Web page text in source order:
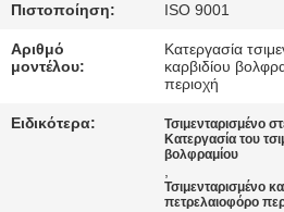
ΕΙΔΉΣΕΙΣ
ΠΕΡΙΠΤΏΣΕΙΣ
Πιστοποίηση: ISO 9001
Αριθμό
μοντέλου:
Κατεργασία
καρβιδίου
περιοχή
Ειδικότερα: Τσιμενταρισμένο
Κατεργασία του
βολφραμίου
,
Τσιμενταρισμένο
πετρελαιοφόρο